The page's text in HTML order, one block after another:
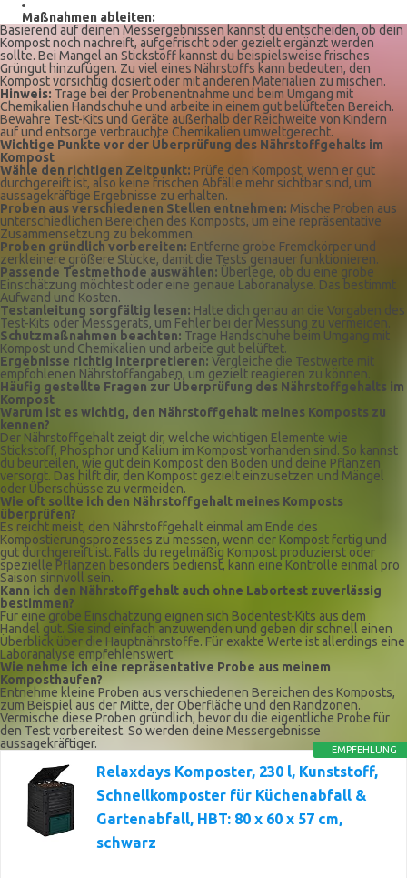
Maßnahmen ableiten:
Basierend auf deinen Messergebnissen kannst du entscheiden, ob dein
Kompost noch nachreift, aufgefrischt oder gezielt ergänzt werden
sollte. Bei Mangel an Stickstoff kannst du beispielsweise frisches
Grüngut hinzufügen. Zu viel eines Nährstoffs kann bedeuten, den
Kompost vorsichtig dosiert oder mit anderen Materialien zu mischen.
Hinweis: Trage bei der Probenentnahme und beim Umgang mit
Chemikalien Handschuhe und arbeite in einem gut belüfteten Bereich.
Bewahre Test-Kits und Geräte außerhalb der Reichweite von Kindern
auf und entsorge verbrauchte Chemikalien umweltgerecht.
Wichtige Punkte vor der Überprüfung des Nährstoffgehalts im
Kompost
Wähle den richtigen Zeitpunkt: Prüfe den Kompost, wenn er gut
durchgereift ist, also keine frischen Abfälle mehr sichtbar sind, um
aussagekräftige Ergebnisse zu erhalten.
Proben aus verschiedenen Stellen entnehmen: Mische Proben aus
unterschiedlichen Bereichen des Komposts, um eine repräsentative
Zusammensetzung zu bekommen.
Proben gründlich vorbereiten: Entferne grobe Fremdkörper und
zerkleinere größere Stücke, damit die Tests genauer funktionieren.
Passende Testmethode auswählen: Überlege, ob du eine grobe
Einschätzung möchtest oder eine genaue Laboranalyse. Das bestimmt
Aufwand und Kosten.
Testanleitung sorgfältig lesen: Halte dich genau an die Vorgaben des
Test-Kits oder Messgeräts, um Fehler bei der Messung zu vermeiden.
Schutzmaßnahmen beachten: Trage Handschuhe beim Umgang mit
Kompost und Chemikalien und arbeite gut belüftet.
Ergebnisse richtig interpretieren: Vergleiche die Testwerte mit
empfohlenen Nährstoffangaben, um gezielt reagieren zu können.
Häufig gestellte Fragen zur Überprüfung des Nährstoffgehalts im
Kompost
Warum ist es wichtig, den Nährstoffgehalt meines Komposts zu
kennen?
Der Nährstoffgehalt zeigt dir, welche wichtigen Elemente wie
Stickstoff, Phosphor und Kalium im Kompost vorhanden sind. So kannst
du beurteilen, wie gut dein Kompost den Boden und deine Pflanzen
versorgt. Das hilft dir, den Kompost gezielt einzusetzen und Mängel
oder Überschüsse zu vermeiden.
Wie oft sollte ich den Nährstoffgehalt meines Komposts
überprüfen?
Es reicht meist, den Nährstoffgehalt einmal am Ende des
Kompostierungsprozesses zu messen, wenn der Kompost fertig und
gut durchgereift ist. Falls du regelmäßig Kompost produzierst oder
spezielle Pflanzen besonders bedienst, kann eine Kontrolle einmal pro
Saison sinnvoll sein.
Kann ich den Nährstoffgehalt auch ohne Labortest zuverlässig
bestimmen?
Für eine grobe Einschätzung eignen sich Bodentest-Kits aus dem
Handel gut. Sie sind einfach anzuwenden und geben dir schnell einen
Überblick über die Hauptnährstoffe. Für exakte Werte ist allerdings eine
Laboranalyse empfehlenswert.
Wie nehme ich eine repräsentative Probe aus meinem
Komposthaufen?
Entnehme kleine Proben aus verschiedenen Bereichen des Komposts,
zum Beispiel aus der Mitte, der Oberfläche und den Randzonen.
Vermische diese Proben gründlich, bevor du die eigentliche Probe für
den Test vorbereitest. So werden deine Messergebnisse
aussagekräftiger.
EMPFEHLUNG
Relaxdays Komposter, 230 l, Kunststoff,
Schnellkomposter für Küchenabfall &
Gartenabfall, HBT: 80 x 60 x 57 cm,
schwarz